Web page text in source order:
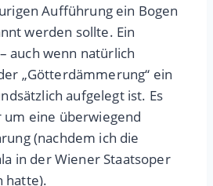
Aufführung ein Bogen
werden sollte. Ein
auch wenn natürlich
„Götterdämmerung“ ein
aufgelegt ist. Es
um eine überwiegend
(nachdem ich die
in der Wiener Staatsoper
hatte).